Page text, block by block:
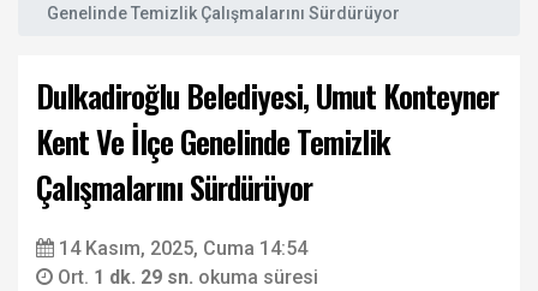
Genelinde Temizlik Çalışmalarını Sürdürüyor
Dulkadiroğlu Belediyesi, Umut Konteyner
Kent Ve İlçe Genelinde Temizlik
Çalışmalarını Sürdürüyor
14 Kasım, 2025, Cuma 14:54
Ort. 1 dk. 29 sn. okuma süresi